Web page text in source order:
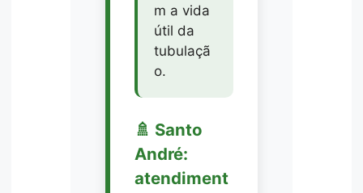
m a vida
útil da
tubulaçã
o.
🚿 Santo
André:
atendiment